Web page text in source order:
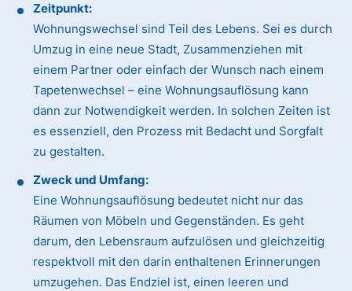
Zeitpunkt:
Wohnungswechsel sind Teil des Lebens. Sei es durch
Umzug in eine neue Stadt, Zusammenziehen mit
einem Partner oder einfach der Wunsch nach einem
Tapetenwechsel – eine Wohnungsauflösung kann
dann zur Notwendigkeit werden. In solchen Zeiten ist
es essenziell, den Prozess mit Bedacht und Sorgfalt
zu gestalten.
Zweck und Umfang:
Eine Wohnungsauflösung bedeutet nicht nur das
Räumen von Möbeln und Gegenständen. Es geht
darum, den Lebensraum aufzulösen und gleichzeitig
respektvoll mit den darin enthaltenen Erinnerungen
umzugehen. Das Endziel ist, einen leeren und